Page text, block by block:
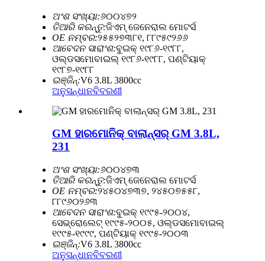
ଅଂଶ ସଂଖ୍ୟା:୬୦୦୪୭୨
ତିଆରି କରନ୍ତୁ:ଜିଏମ୍ ଜେନେରାଲ ମୋଟର୍ସ
OE ନମ୍ବର:୨୫୫୨୭୩୮୧, ୮୮୯୫୯୨୬୬
ଆବେଦନ ସାରାଂଶ:ବୁଇକ୍ ୧୯୮୬-୧୯୮୮,
ଓଲ୍ଡସମୋବାଇଲ୍ ୧୯୮୬-୧୯୮୮, ପଣ୍ଟିୟାକ୍
୧୯୮୭-୧୯୮୮
ଇଞ୍ଜିନ୍:V6 3.8L 3800cc
ଅନୁସନ୍ଧାନବିବରଣୀ
GM ହାରମୋନିକ୍ ବାଲାନ୍ସର୍ GM 3.8L,
231
ଅଂଶ ସଂଖ୍ୟା:୬୦୦୪୭୩
ତିଆରି କରନ୍ତୁ:ଜିଏମ୍ ଜେନେରାଲ ମୋଟର୍ସ
OE ନମ୍ବର:୨୪୫୦୪୭୩୭, ୨୪୫୦୭୫୫୮,
୮୮୯୬୦୨୬୩
ଆବେଦନ ସାରାଂଶ:ବୁଇକ୍ ୧୯୯୫-୨୦୦୪,
ସେଭ୍ରୋଲେଟ୍ ୧୯୯୫-୨୦୦୫, ଓଲ୍ଡସମୋବାଇଲ୍
୧୯୯୫-୧୯୯୯, ପଣ୍ଟିୟାକ୍ ୧୯୯୫-୨୦୦୩
ଇଞ୍ଜିନ୍:V6 3.8L 3800cc
ଅନୁସନ୍ଧାନବିବରଣୀ